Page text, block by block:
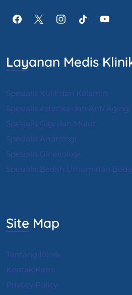
Layanan Medis
Spesialis Kulit dan Kelamin
Spesialis Estetika dan Anti Aging
Spesialis Gigi dan Mulut
Spesialis Andrologi
Spesialis Ginekologi
Spesialis Bedah Umum dan
Site Map
Tentang Klinik
Kontak Kami
Privacy Policy